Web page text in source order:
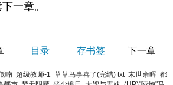
一章。
目录 存书签 下一章
喃 超级教师-1 草草鸟事喜了(完结) txt 末世余晖 都